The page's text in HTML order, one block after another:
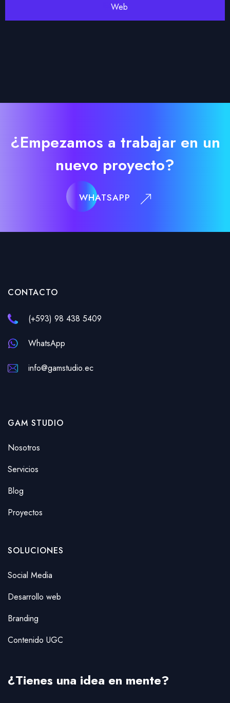
Web
¿Empezamos a trabajar en un
nuevo proyecto?
WHATSAPP
CONTACTO
(+593) 98 438 5409
WhatsApp
info@gamstudio.ec
GAM STUDIO
Nosotros
Servicios
Blog
Proyectos
SOLUCIONES
Social Media
Desarrollo web
Branding
Contenido UGC
¿Tienes una idea en mente?